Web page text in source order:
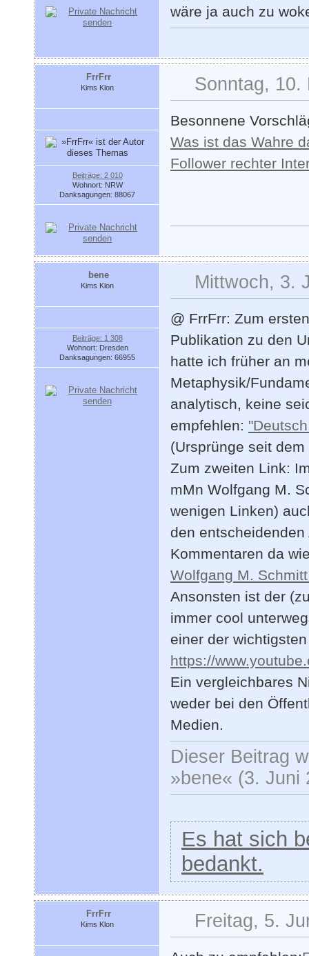
wäre ja auch zu
FrrFrr
Kims Klon
Beiträge: 2 010
Wohnort: NRW
Danksagungen: 88067
Sonntag, 10.
Besonnene
Was ist das Wahre
Follower rechter
bene
Kims Klon
Beiträge: 1 308
Wohnort: Dresden
Danksagungen: 66955
Mittwoch, 3.
@ FrrFrr: Zum
Publikation zu den
hatte ich früher an
Metaphysik/
analytisch, keine
empfehlen:
(Ursprünge seit
Zum zweiten Link:
mMn Wolfgang M.
wenigen Linken)
den
Kommentaren da
Wolfgang M.
Ansonsten ist der
immer cool
einer der
https://
Ein vergleichbares
weder bei den
Medien.
Dieser Beitrag
»bene« (3. Juni
Es hat sich
bedankt.
FrrFrr
Kims Klon Freitag, 5.